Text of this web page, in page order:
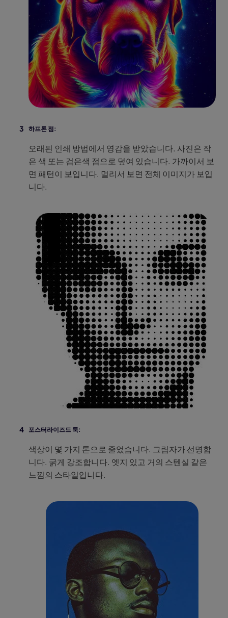
하프톤 점:
오래된 인쇄 방법에서 영감을 받았습니다. 사진은 작
은 색 또는 검은색 점으로 덮여 있습니다. 가까이서 보
면 패턴이 보입니다. 멀리서 보면 전체 이미지가 보입
니다.
포스터라이즈드 룩:
색상이 몇 가지 톤으로 줄었습니다. 그림자가 선명합
니다. 굵게 강조합니다. 엣지 있고 거의 스텐실 같은
느낌의 스타일입니다.